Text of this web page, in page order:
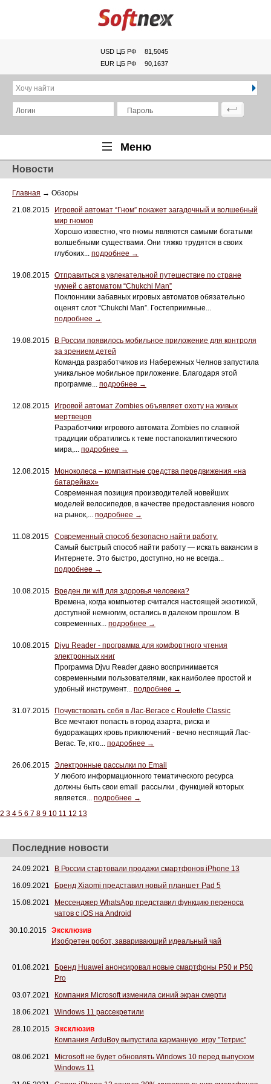
USD ЦБ РФ
81,5045
EUR ЦБ РФ
90,1637
Хочу найти
Логин Пароль
Меню
Главная
Обзоры
Новости
Главная → Обзоры
21.08.2015
Игровой автомат “Гном” покажет загадочный и волшебный
мир гномов
Хорошо известно, что гномы являются самыми богатыми
волшебными существами. Они тяжко трудятся в своих
глубоких... подробнее →
19.08.2015 Отправиться в увлекательной путешествие по стране
чукчей с автоматом “Chukchi Man”
Поклонники забавных игровых автоматов обязательно
оценят слот “Chukchi Man”. Гостеприимные...
подробнее →
19.08.2015
В России появилось мобильное приложение для контроля
за зрением детей
Команда разработчиков из Набережных Челнов запустила
уникальное мобильное приложение. Благодаря этой
программе... подробнее →
12.08.2015
Игровой автомат Zombies объявляет охоту на живых
мертвецов
Разработчики игрового автомата Zombies по славной
традиции обратились к теме постапокалиптического
мира,... подробнее →
12.08.2015
Моноколеса – компактные средства передвижения «на
батарейках»
Современная позиция производителей новейших
моделей велосипедов, в качестве предоставления нового
на рынок,... подробнее →
11.08.2015
Современный способ безопасно найти работу.
Самый быстрый способ найти работу — искать вакансии в
Интернете. Это быстро, доступно, но не всегда...
подробнее →
10.08.2015
Вреден ли wifi для здоровья человека?
Времена, когда компьютер считался настоящей экзотикой,
доступной немногим, остались в далеком прошлом. В
современных... подробнее →
10.08.2015
Djvu Reader - программа для комфортного чтения
электронных книг
Программа Djvu Reader давно воспринимается
современными пользователями, как наиболее простой и
удобный инструмент... подробнее →
31.07.2015
Почувствовать себя в Лас-Вегасе с Roulette Сlassic
Все мечтают попасть в город азарта, риска и
будоражащих кровь приключений - вечно неспящий Лас-
Вегас. Те, кто... подробнее →
26.06.2015 Электронные рассылки по Email
У любого информационного тематического ресурса
должны быть свои email рассылки , функцией которых
является... подробнее →
2 3 4 5 6 7 8 9 10 11 12 13
Последние новости
24.09.2021
В России стартовали продажи смартфонов iPhone 13
16.09.2021
Бренд Xiaomi представил новый планшет Pad 5
15.08.2021
Мессенджер WhatsApp представил функцию переноса
чатов с iOS на Android
30.10.2015 Эксклюзив
Изобретен робот, заваривающий идеальный чай
01.08.2021
Бренд Huawei анонсировал новые смартфоны P50 и P50
Pro
03.07.2021
Компания Microsoft изменила синий экран смерти
18.06.2021
Windows 11 рассекретили
28.10.2015 Эксклюзив
Компания ArduBoy выпустила карманную игру "Тетрис"
08.06.2021
Microsoft не будет обновлять Windows 10 перед выпуском
Windows 11